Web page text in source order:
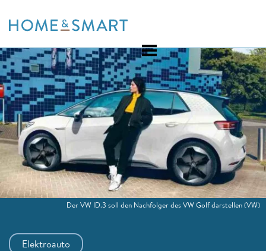
to
Elektroauto
Der VW ID.3 soll den Nachfolger des VW Golf darstellen(VW)